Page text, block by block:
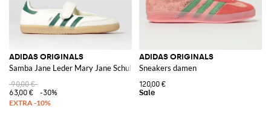
ADIDAS ORIGINALS
Samba Jane Leder Mary Jane Schuhe
90,00 €
63,00 €
-30%
ADIDAS ORIGINALS
Sneakers damen
120,00 €